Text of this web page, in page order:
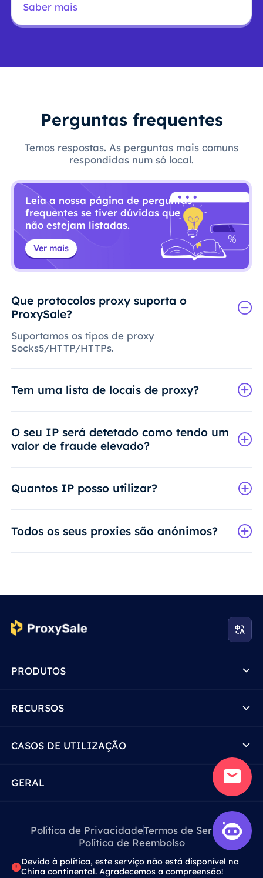
Saber mais
Perguntas frequentes
Temos respostas. As perguntas mais comuns
respondidas num só local.
Leia a nossa página de perguntas
frequentes se tiver dúvidas que
não estejam listadas.
Ver mais
Que protocolos proxy suporta o
ProxySale?
Suportamos os tipos de proxy
Socks5/HTTP/HTTPs.
Tem uma lista de locais de proxy?
O seu IP será detetado como tendo um
valor de fraude elevado?
Quantos IP posso utilizar?
Todos os seus proxies são anónimos?
PRODUTOS
RECURSOS
CASOS DE UTILIZAÇÃO
GERAL
Política de PrivacidadeTermos de Serviço
Política de Reembolso
Devido à política, este serviço não está disponível na
China continental. Agradecemos a compreensão!